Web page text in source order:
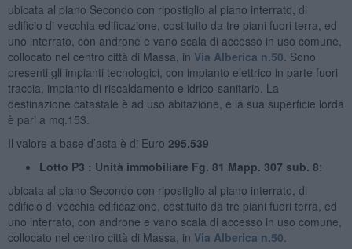
ubicata al piano Secondo con ripostiglio al piano interrato, di
edificio di vecchia edificazione, costituito da tre piani fuori terra, ed
uno interrato, con androne e vano scala di accesso in uso comune,
collocato nel centro città di Massa, in Via Alberica n.50 . Sono
presenti gli impianti tecnologici, con impianto elettrico in parte fuori
traccia, impianto di riscaldamento e idrico-sanitario. La
destinazione catastale è ad uso abitazione, e la sua superficie lorda
è pari a mq.153.
Il valore a base d’asta è di Euro 295.539
Lotto P3 : Unità immobiliare Fg. 81 Mapp. 307 sub. 8:
ubicata al piano Secondo con ripostiglio al piano interrato, di
edificio di vecchia edificazione, costituito da tre piani fuori terra, ed
uno interrato, con androne e vano scala di accesso in uso comune,
collocato nel centro città di Massa, in Via Alberica n.50